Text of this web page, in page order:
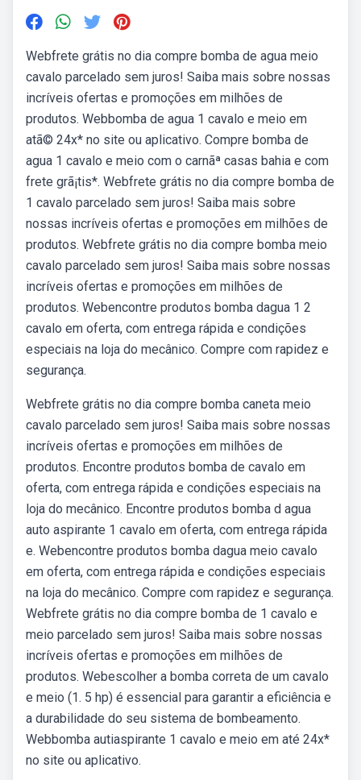
Webfrete grátis no dia compre bomba de agua meio
cavalo parcelado sem juros! Saiba mais sobre nossas
incríveis ofertas e promoções em milhões de
produtos. Webbomba de agua 1 cavalo e meio em
atã© 24x* no site ou aplicativo. Compre bomba de
agua 1 cavalo e meio com o carnãª casas bahia e com
frete grã¡tis*. Webfrete grátis no dia compre bomba de
1 cavalo parcelado sem juros! Saiba mais sobre
nossas incríveis ofertas e promoções em milhões de
produtos. Webfrete grátis no dia compre bomba meio
cavalo parcelado sem juros! Saiba mais sobre nossas
incríveis ofertas e promoções em milhões de
produtos. Webencontre produtos bomba dagua 1 2
cavalo em oferta, com entrega rápida e condições
especiais na loja do mecânico. Compre com rapidez e
segurança.
Webfrete grátis no dia compre bomba caneta meio
cavalo parcelado sem juros! Saiba mais sobre nossas
incríveis ofertas e promoções em milhões de
produtos. Encontre produtos bomba de cavalo em
oferta, com entrega rápida e condições especiais na
loja do mecânico. Encontre produtos bomba d agua
auto aspirante 1 cavalo em oferta, com entrega rápida
e. Webencontre produtos bomba dagua meio cavalo
em oferta, com entrega rápida e condições especiais
na loja do mecânico. Compre com rapidez e segurança.
Webfrete grátis no dia compre bomba de 1 cavalo e
meio parcelado sem juros! Saiba mais sobre nossas
incríveis ofertas e promoções em milhões de
produtos. Webescolher a bomba correta de um cavalo
e meio (1. 5 hp) é essencial para garantir a eficiência e
a durabilidade do seu sistema de bombeamento.
Webbomba autiaspirante 1 cavalo e meio em até 24x*
no site ou aplicativo.